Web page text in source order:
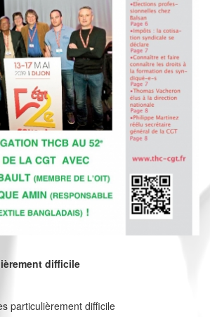
difficile
particulièrement difficile